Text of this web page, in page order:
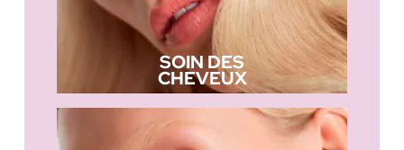
SOIN DES
CHEVEUX